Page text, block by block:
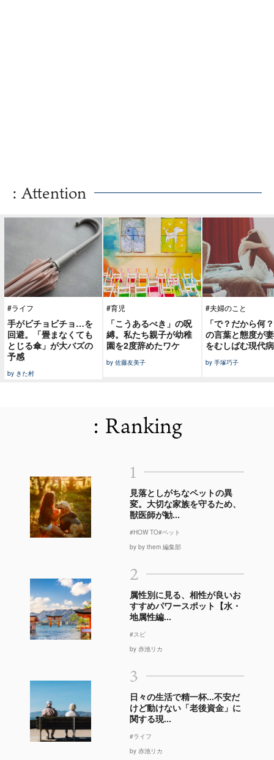
: Attention
#ライフ
手がビチョビチョ…を
回避。「畳まなくても
とじる傘」が大バズの
予感
by きた村
#育児
「こうあるべき」の呪
縛。私たち親子が幼稚
園を2度辞めたワケ
by 佐藤友美子
#夫婦のこと
「で？だから何
の言葉と態度が
をむしばむ現代病
by 手塚巧子
: Ranking
1
見落としがちなペットの異
変。大切な家族を守るため、
獣医師が勧...
#HOW TO#ペット
by by them 編集部
2
属性別に見る、相性が良いお
すすめパワースポット【水・
地属性編...
#スピ
by 赤池リカ
3
日々の生活で精一杯…不安だ
けど動けない「老後資金」に
関する現...
#ライフ
by 赤池リカ